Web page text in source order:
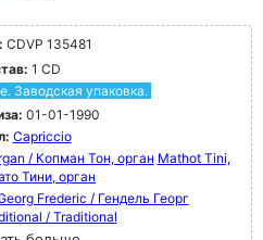
CDVP 135481
1 CD
Заводская упаковка.
01-01-1990
Capriccio
/ Копман Тон, орган Mathot Tini,
Тини, орган
Frederic / Гендель Георг
/ Traditional